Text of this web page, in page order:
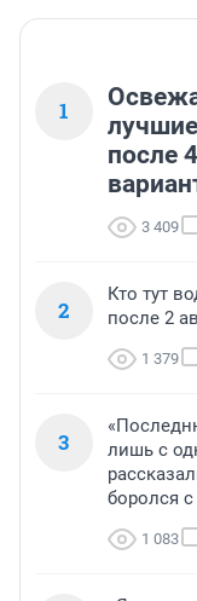
1
после
3 409
2
Кто тут
после 2
1 379
3
лишь с
боролся
1 083